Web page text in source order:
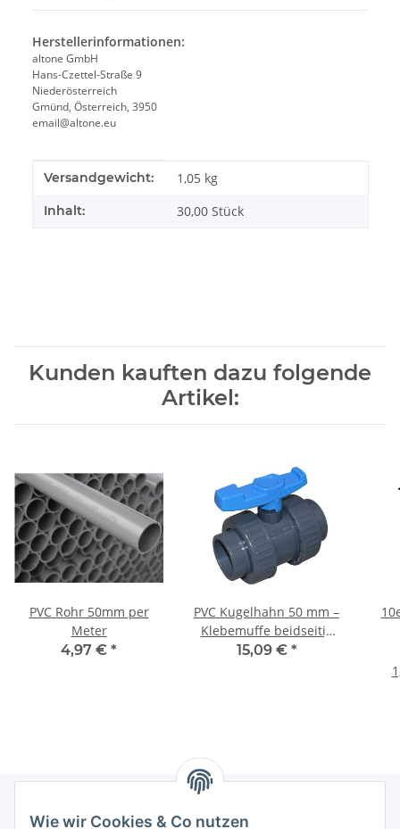
Wie wir Cookies & Co nutzen
Herstellerinformationen:
altone GmbH
Hans-Czettel-Straße 9
Niederösterreich
Gmünd, Österreich, 3950
email@altone.eu
Produkteigenschaft
Wert
Versandgewicht: 1,05 kg
Inhalt: 30,00 Stück
Kunden kauften dazu folgende
Artikel:
PVC Rohr 50mm per
Meter
4,97 € *
PVC Kugelhahn 50 mm –
Klebemuffe beidseitig
mit
15,09 € *